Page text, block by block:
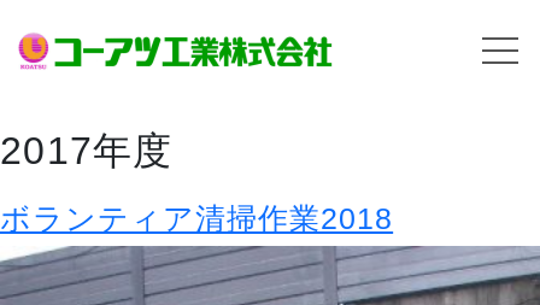
2017年度
ボランティア清掃作業2018